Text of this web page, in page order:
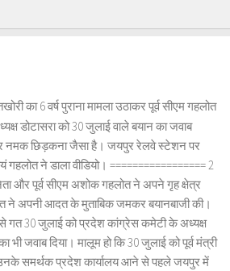
का 6 वर्ष पुराना मामला उठाकर पूर्व सीएम गहलोत
डोटासरा को 30 जुलाई वाले बयान का जवाब
नमक छिड़कना जैसा है। जयपुर रेलवे स्टेशन पर
गहलोत ने डाला वीडियो। ================= 2
और पूर्व सीएम अशोक गहलोत ने अपने गृह क्षेत्र
ने अपनी आदत के मुताबिक जमकर बयानबाजी की।
गत 30 जुलाई को प्रदेश कांग्रेस कमेटी के अध्यक्ष
भी जवाब दिया। मालूम हो कि 30 जुलाई को पूर्व मंत्री
समर्थक प्रदेश कार्यालय आने से पहले जयपुर में